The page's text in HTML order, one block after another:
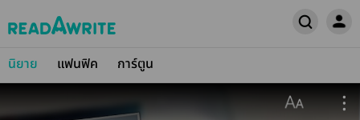
นิยาย แฟนฟิค การ์ตูน